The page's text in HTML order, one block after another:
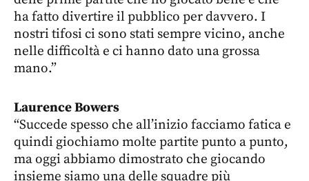
ha fatto divertire il pubblico per davvero. I
nostri tifosi ci sono stati sempre vicino, anche
nelle difficoltà e ci hanno dato una grossa
mano.”
Laurence Bowers
“Succede spesso che all’inizio facciamo fatica e
quindi giochiamo molte partite punto a punto,
ma oggi abbiamo dimostrato che giocando
insieme siamo una delle squadre più